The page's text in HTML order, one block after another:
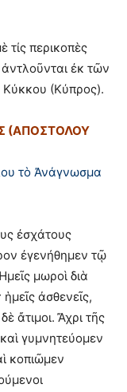
τίς περικοπὲς
ἐκ τῶν
Κύκκου (Κύπρος).
(ΑΠΟΣΤΟΛΟΥ
τὸ Ἀνάγνωσμα
ἐσχάτους
ἐγενήθημεν τῷ
μωροὶ διὰ
ἀσθενεῖς,
ἄτιμοι. Ἄχρι τῆς
γυμνητεύομεν
κοπιῶμεν